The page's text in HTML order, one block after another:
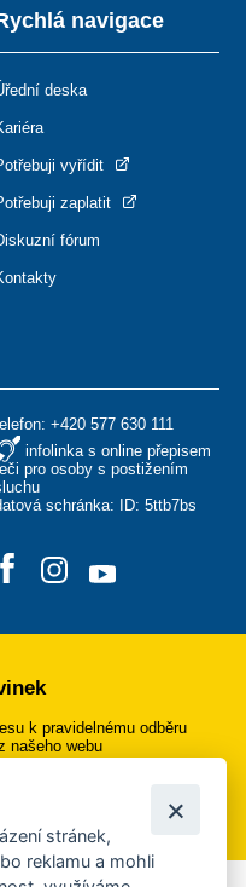
+420 577 630 111
infolinka s online přepisem
pro osoby s postižením
schránka: ID: 5ttb7bs
navigace
deska
vyřídit
zaplatit
fórum
k pravidelnému odběru
našeho webu
stránek,
reklamu a mohli